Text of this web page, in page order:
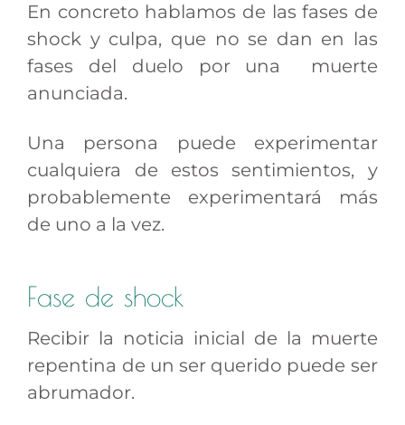
En concreto hablamos de las fases de
shock y culpa, que no se dan en las
fases del duelo por una muerte
anunciada.
Una persona puede experimentar
cualquiera de estos sentimientos, y
probablemente experimentará más
de uno a la vez.
Fase de shock
Recibir la noticia inicial de la muerte
repentina de un ser querido puede ser
abrumador.